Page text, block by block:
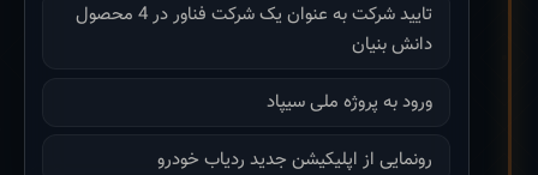
تایید شرکت به عنوان یک شرکت فناور در 4 محصول
دانش بنیان
ورود به پروژه ملی سیپاد
رونمایی از اپلیکیشن جدید ردیاب خودرو